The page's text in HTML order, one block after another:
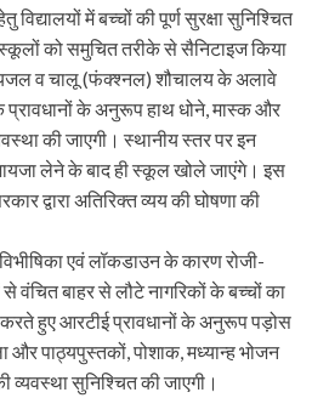
विद्यालयों में बच्चों की पूर्ण सुरक्षा सुनिश्चित
को समुचित तरीके से सैनिटाइज किया
व चालू (फंक्श्नल) शौचालय के अलावे
प्रावधानों के अनुरूप हाथ धोने, मास्क और
की जाएगी। स्थानीय स्तर पर इन
लेने के बाद ही स्कूल खोले जाएंगे। इस
द्वारा अतिरिक्त व्यय की घोषणा की
एवं लॉकडाउन के कारण रोजी-
वंचित बाहर से लौटे नागरिकों के बच्चों का
करते हुए आरटीई प्रावधानों के अनुरूप पड़ोस
पाठ्यपुस्तकों, पोशाक, मध्यान्ह भोजन
व्यवस्था सुनिश्चित की जाएगी।